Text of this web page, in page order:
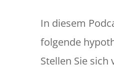
In diesem
folgende
Stellen Sie sich